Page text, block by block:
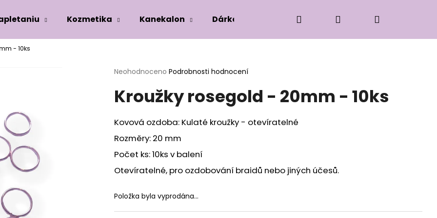
Kozmetika Kanekalon Dárková edice Příslušenství k zaplétání
Přihlášení
- 10ks
Průměrné
produktu
je
z
5
hvězdiček.
Neohodnoceno Podrobnosti hodnocení
Kroužky rosegold - 20mm - 10ks
Kovová ozdoba: Kulaté kroužky - otevíratelné
Rozměry: 20 mm
Počet ks: 10ks v balení
Otevíratelné, pro ozdobování braidů nebo jiných účesů.
Položka byla vyprodána…
Co potřebujete najít?
HLEDAT